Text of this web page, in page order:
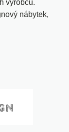
výrobců.
nábytek,